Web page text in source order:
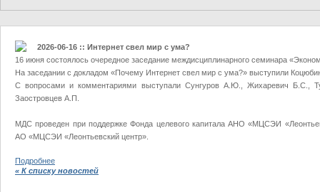
2026-06-16 :: Интернет свел мир с ума?
16 июня состоялось очередное заседание междисциплинарного семинара
На заседании с докладом «Почему Интернет свел мир с ума?» выступили
С вопросами и комментариями выступали Сунгуров А.Ю., Жихаревич Б.С.,
Заостровцев А.П.
МДС проведен при поддержке Фонда целевого капитала АНО «МЦСЭИ
АО «МЦСЭИ «Леонтьевский центр».
Подробнее
« К списку новостей